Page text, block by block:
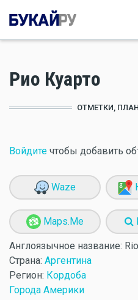
Рио Куарто
ОТМЕТКИ,
Войдите чтобы добавить
Waze
Maps.Me
Англоязычное название:
Страна: Аргентина
Регион: Кордоба
Города Америки